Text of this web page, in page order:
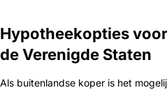
Hypotheekopties
de Verenigde Staten
Als buitenlandse koper is het